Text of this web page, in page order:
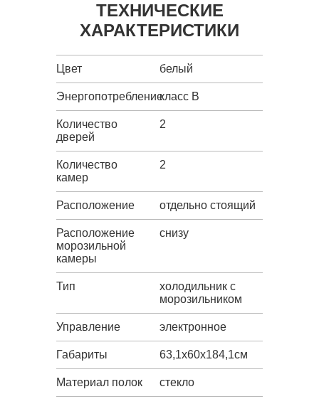
ТЕХНИЧЕСКИЕ
ХАРАКТЕРИСТИКИ
Цвет белый
Энергопотреблениекласс B
Количество
дверей
2
Количество
камер
2
Расположение отдельно стоящий
Расположение
морозильной
камеры
снизу
Тип
холодильник с
морозильником
Управление электронное
Габариты 63,1х60х184,1см
Материал полок стекло